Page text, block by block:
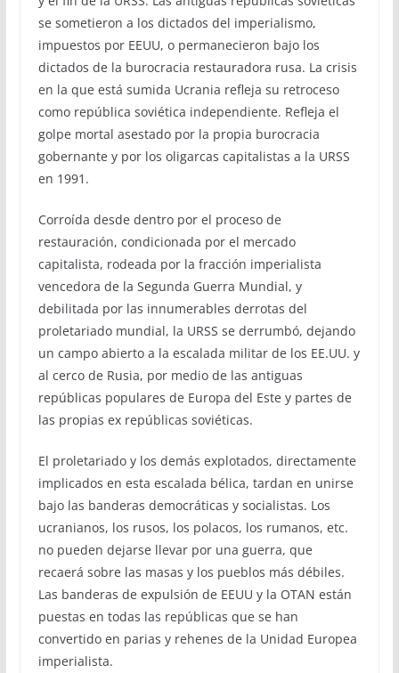
se sometieron a los dictados del imperialismo,
impuestos por EEUU, o permanecieron bajo los
dictados de la burocracia restauradora rusa. La crisis
en la que está sumida Ucrania refleja su retroceso
como república soviética independiente. Refleja el
golpe mortal asestado por la propia burocracia
gobernante y por los oligarcas capitalistas a la URSS
en 1991.
Corroída desde dentro por el proceso de
restauración, condicionada por el mercado
capitalista, rodeada por la fracción imperialista
vencedora de la Segunda Guerra Mundial, y
debilitada por las innumerables derrotas del
proletariado mundial, la URSS se derrumbó, dejando
un campo abierto a la escalada militar de los EE.UU. y
al cerco de Rusia, por medio de las antiguas
repúblicas populares de Europa del Este y partes de
las propias ex repúblicas soviéticas.
El proletariado y los demás explotados, directamente
implicados en esta escalada bélica, tardan en unirse
bajo las banderas democráticas y socialistas. Los
ucranianos, los rusos, los polacos, los rumanos, etc.
no pueden dejarse llevar por una guerra, que
recaerá sobre las masas y los pueblos más débiles.
Las banderas de expulsión de EEUU y la OTAN están
puestas en todas las repúblicas que se han
convertido en parias y rehenes de la Unidad Europea
imperialista.